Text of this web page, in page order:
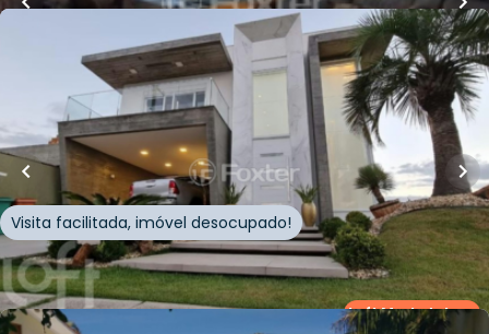
Loft Marketplace
Loft Marketplace
Loft Marketplace
3.500.000,00
m²•4 quartos •1 banheiro
vagas
Casa
Estrada Estrada Do Mar ,Centro,Capão da Canoa
Visita facilitada, imóvel desocupado!
Whatsapp
Cód.298243